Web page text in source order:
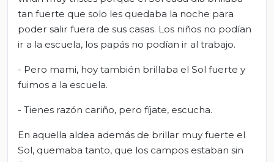
tan fuerte que solo les quedaba la noche para
poder salir fuera de sus casas. Los niños no podían
ir a la escuela, los papás no podían ir al trabajo.
- Pero mami, hoy también brillaba el Sol fuerte y
fuimos a la escuela.
- Tienes razón cariño, pero fíjate, escucha.
En aquella aldea además de brillar muy fuerte el
Sol, quemaba tanto, que los campos estaban sin